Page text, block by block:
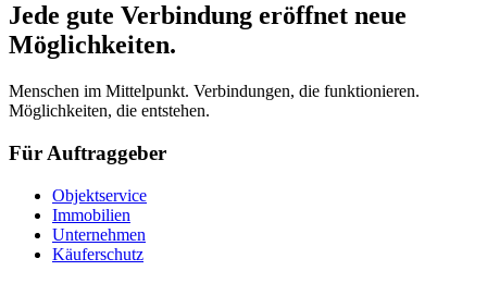
Jede gute Verbindung eröffnet neue
Möglichkeiten.
Menschen im Mittelpunkt. Verbindungen, die funktionieren.
Möglichkeiten, die entstehen.
Für Auftraggeber
Objektservice
Immobilien
Unternehmen
Käuferschutz